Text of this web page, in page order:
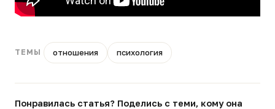
ТЕМЫ отношения психология
Понравилась статья? Поделись с теми, кому она